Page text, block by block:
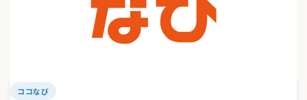
ココなび